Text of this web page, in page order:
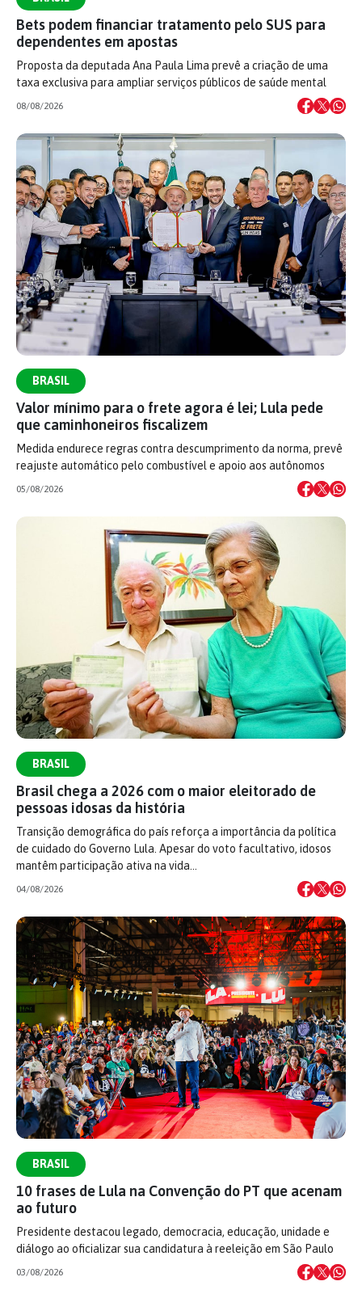
Bets podem financiar tratamento pelo SUS para
dependentes em apostas
Proposta da deputada Ana Paula Lima prevê a criação de uma
taxa exclusiva para ampliar serviços públicos de saúde mental
08/08/2026
BRASIL
Valor mínimo para o frete agora é lei; Lula pede
que caminhoneiros fiscalizem
Medida endurece regras contra descumprimento da norma, prevê
reajuste automático pelo combustível e apoio aos autônomos
05/08/2026
BRASIL
Brasil chega a 2026 com o maior eleitorado de
pessoas idosas da história
Transição demográfica do país reforça a importância da política
de cuidado do Governo Lula. Apesar do voto facultativo, idosos
mantêm participação ativa na vida…
04/08/2026
BRASIL
10 frases de Lula na Convenção do PT que acenam
ao futuro
Presidente destacou legado, democracia, educação, unidade e
diálogo ao oficializar sua candidatura à reeleição em São Paulo
03/08/2026